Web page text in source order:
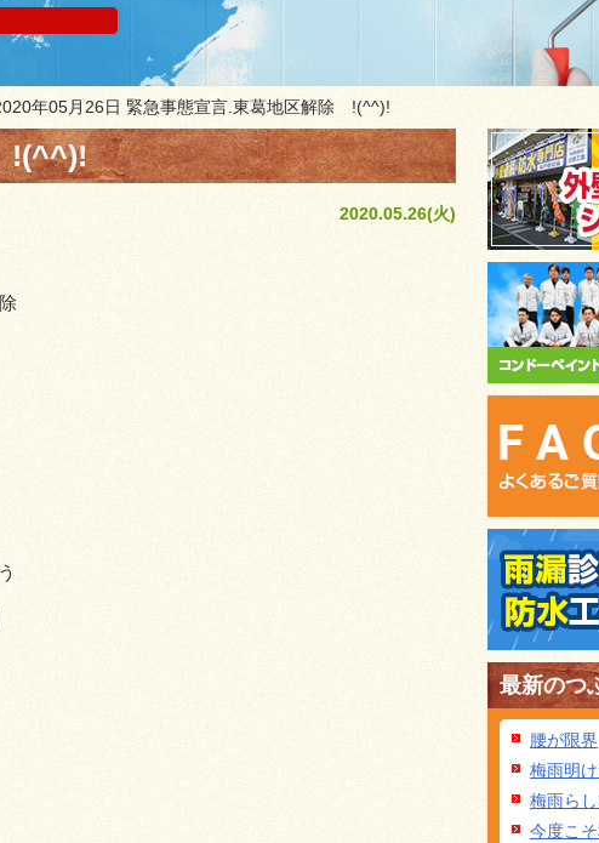
年05月26日 緊急事態宣言.東葛地区解除 !(^^)!
!(^^)!
2020.05.26(火)
最新のつ
腰が限界
梅雨明け
梅雨ら
今度こ